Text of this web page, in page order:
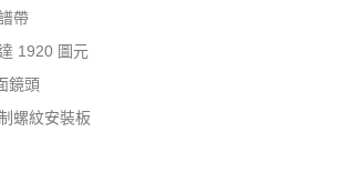
帶
1920 圖元
鏡頭
螺紋安裝板